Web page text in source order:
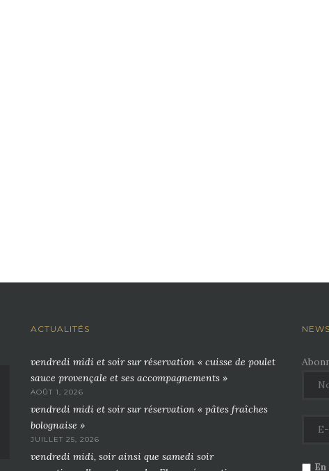
ACTUALITÉS
vendredi midi et soir sur réservation « cuisse de poulet
sauce provençale et ses accompagnements »
AOÛT 1, 2026
vendredi midi et soir sur réservation « pâtes fraîches
bolognaise »
JUILLET 25, 2026
vendredi midi, soir ainsi que samedi soir